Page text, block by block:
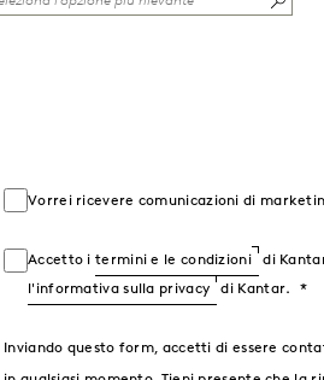
Vorrei ricevere comunicazioni di
Accetto i termini e le condizioni
di
l'informativa sulla privacy
di Kantar.
Inviando questo form, accetti di essere